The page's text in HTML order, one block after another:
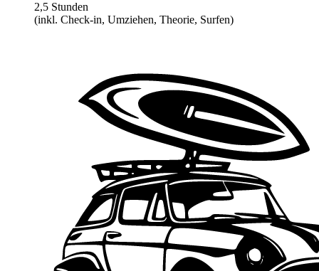
2,5 Stunden
(inkl. Check-in, Umziehen, Theorie, Surfen)